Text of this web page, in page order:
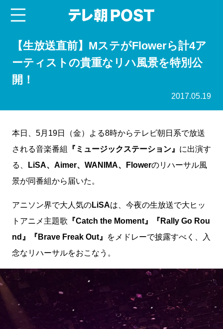
【生放送直前】MステがFlowerら計4ア
ーティストの貴重なリハ風景を特別公
開！
2017.05.19
本日、5月19日（金）よる8時からテレビ朝日系で放送
される音楽番組
『ミュージックステーション』 に出演す
る、 LiSA、Aimer、WANIMA、Flowerのリハーサル風
景が同番組から届いた。
アニソン界で大人気のLiSAは、今夜の生放送で大ヒッ
トアニメ主題歌 『Catch the Moment』『Rally Go Rou
nd』『Brave Freak Out』
をメドレーで披露すべく、入
念なリハーサルをおこなう。